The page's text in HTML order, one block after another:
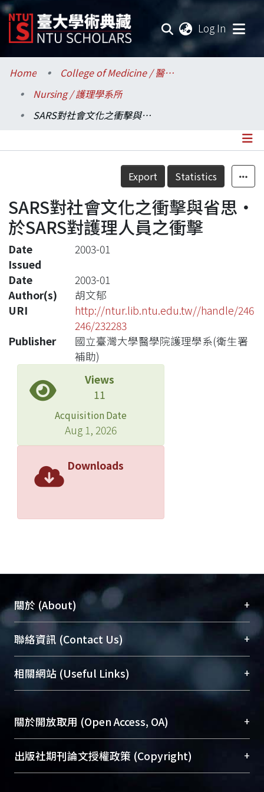
Log In
Communities & Collections
Research Outputs
Statistics
Home
College of Medicine / 醫學院
Nursing / 護理學系所
SARS對社會文化之衝擊與省思‧於SARS對護理人員之衝擊
Details
Export Statistics
SARS對社會文化之衝擊與省思‧
於SARS對護理人員之衝擊
Date
Issued
2003-01
Date
2003-01
Author(s)
胡文郁
URI
http://ntur.lib.ntu.edu.tw//handle/246
246/232283
Publisher
國立臺灣大學醫學院護理學系(衛生署
補助)
Views
11
Acquisition Date
Aug 1, 2026
Downloads
關於 (About) +
臺大位居世界頂尖大學之列，為永久珍藏及向國際
展現本校豐碩的研究成果及學術能量，圖書館整合
機構典藏（NTUR）與學術庫（AH）不同功能平
台，成為臺大學術典藏NTU scholars。期能整合研
究能量、促進交流合作、保存學術產出、推廣研究
成果。
To permanently archive and promote researcher
profiles and scholarly works, Library integrates the
services of “NTU Repository” with “Academic
聯絡資訊 (Contact Us) +
總館學科館員(Main Library)
醫學圖書館學科館員(Medical Library)
(Social
Sciences Library)
相關網站 (Useful Links) +
關於開放取用 (Open Access, OA) +
開放取用是從使用者角度提升資訊取用性的社會運
動，應用在學術研究上是透過將研究著作公開供使
出版社期刊論文授權政策 (Copyright) +